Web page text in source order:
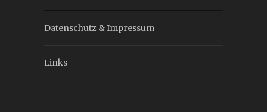
Datenschutz & Impressum
Links